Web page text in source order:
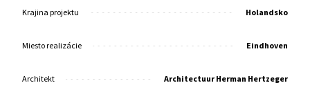
Krajina projektu Holandsko
Miesto realizácie Eindhoven
Architekt Architectuur Herman Hertzeger